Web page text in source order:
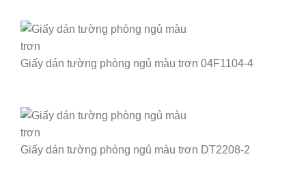
Giấy dán tường phòng ngủ màu trơn 04F1104-4
Giấy dán tường phòng ngủ màu trơn DT2208-2